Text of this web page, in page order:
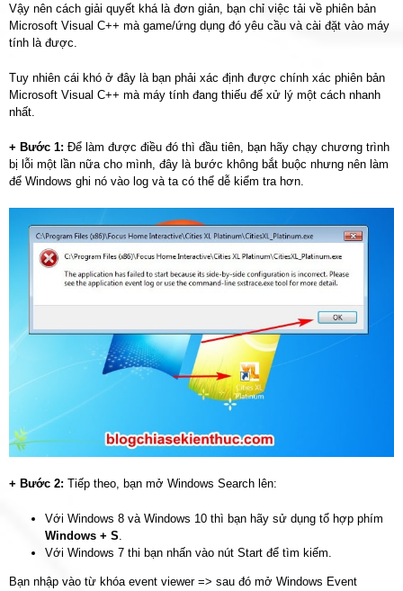
Vậy nên cách giải quyết khá là đơn giản, bạn chỉ việc tải về phiên bản
Microsoft Visual C++ mà game/ứng dụng đó yêu cầu và cài đặt vào máy
tính là được.
Tuy nhiên cái khó ở đây là bạn phải xác định được chính xác phiên bản
Microsoft Visual C++ mà máy tính đang thiếu để xử lý một cách nhanh
nhất.
+ Bước 1: Để làm được điều đó thì đầu tiên, bạn hãy chạy chương trình
bị lỗi một lần nữa cho mình, đây là bước không bắt buộc nhưng nên làm
để Windows ghi nó vào log và ta có thể dễ kiểm tra hơn.
+ Bước 2: Tiếp theo, bạn mở Windows Search lên:
Với Windows 8 và Windows 10 thì bạn hãy sử dụng tổ hợp phím
Windows + S.
Với Windows 7 thi bạn nhấn vào nút Start để tìm kiếm.
Bạn nhập vào từ khóa event viewer => sau đó mở Windows Event